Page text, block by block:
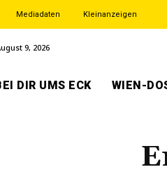
Mediadaten Kleinanzeigen
9, 2026
DIR UMS ECK WIEN-